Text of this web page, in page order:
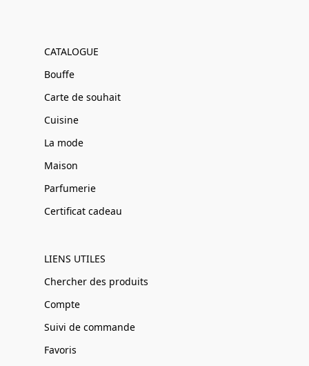
CATALOGUE
Bouffe
Carte de souhait
Cuisine
La mode
Maison
Parfumerie
Certificat cadeau
LIENS UTILES
Chercher des produits
Compte
Suivi de commande
Favoris